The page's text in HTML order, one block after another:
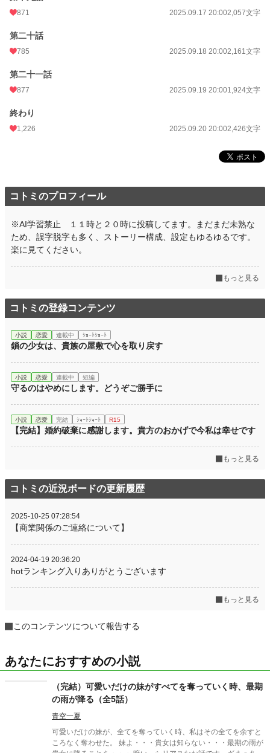
871 2025.09.17 20:002,057文字
第二十話
785 2025.09.18 20:002,161文字
第二十一話
877 2025.09.19 20:001,924文字
終わり
1,226 2025.09.20 20:002,426文字
コトミのプロフィール
※AI学習禁止 １１時と２０時に投稿してます。まだまだ未熟な
ため、誤字脱字も多く、ストーリー構成、設定もゆるゆるです。
楽に見てください。
もっと見る
コトミの登録コンテンツ
小説 恋愛 連載中 ｼｮｰﾄｼｮｰﾄ
鎖の少女は、貴族の屋敷で心を取り戻す
小説 恋愛 連載中 短編
守るのはやめにします。どうぞご勝手に
小説 恋愛 完結 ｼｮｰﾄｼｮｰﾄ R15
【完結】婚約破棄に感謝します。貴方のおかげで今私は幸せです
もっと見る
コトミの近況ボードの更新履歴
2025-10-25 07:28:54
【商業関係のご連絡について】
2024-04-19 20:36:20
hotランキング入りありがとうございます
もっと見る
このコンテンツについて報告する
あなたにおすすめの小説
（完結）可愛いだけの妹がすべてを奪っていく時、最期
の雨が降る（全5話）
青空一夏
可愛いだけの妹が、全てを奪っていく時、私はその全てを余すと
ころなく奪わせた。 妹よ・・・貴女は知らない・・・最期の雨が